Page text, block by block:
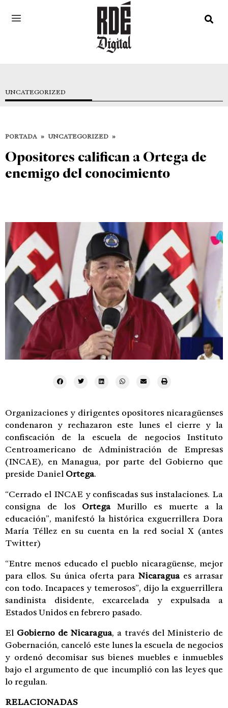
UNCATEGORIZED
PORTADA » UNCATEGORIZED »
Opositores califican a Ortega de
enemigo del conocimiento
Organizaciones y dirigentes opositores nicaragüenses
condenaron y rechazaron este lunes el cierre y la
confiscación de la escuela de negocios Instituto
Centroamericano de Administración de Empresas
(INCAE), en Managua, por parte del Gobierno que
preside Daniel Ortega.
“Cerrado el INCAE y confiscadas sus instalaciones. La
consigna de los OrtegaMurillo es muerte a la
educación”, manifestó la histórica exguerrillera Dora
María Téllez en su cuenta en la red social X (antes
Twitter)
“Entre menos educado el pueblo nicaragüense, mejor
para ellos. Su única oferta paraNicaraguaes arrasar
con todo. Incapaces y temerosos”, dijo la exguerrillera
sandinista disidente, excarcelada y expulsada a
Estados Unidos en febrero pasado.
El Gobierno de Nicaragua, a través del Ministerio de
Gobernación, canceló este lunes la escuela de negocios
y ordenó decomisar sus bienes muebles e inmuebles
bajo el argumento de que incumplió con las leyes que
lo regulan.
RELACIONADAS